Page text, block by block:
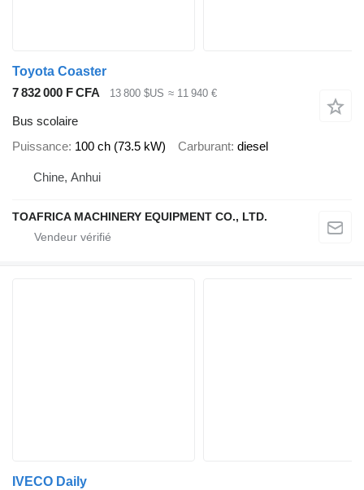
Toyota Coaster
7 832 000 F CFA
13 800 $US ≈ 11 940 €
Bus scolaire
Puissance 100 ch (73.5 kW) Carburant diesel
Chine, Anhui
TOAFRICA MACHINERY EQUIPMENT CO., LTD.
IVECO Daily